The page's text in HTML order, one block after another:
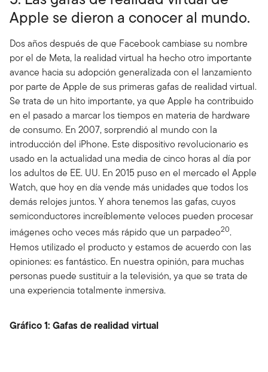
Apple se dieron a conocer al mundo.
Dos años después de que Facebook cambiase su nombre
por el de Meta, la realidad virtual ha hecho otro importante
avance hacia su adopción generalizada con el lanzamiento
por parte de Apple de sus primeras gafas de realidad virtual.
Se trata de un hito importante, ya que Apple ha contribuido
en el pasado a marcar los tiempos en materia de hardware
de consumo. En 2007, sorprendió al mundo con la
introducción del iPhone. Este dispositivo revolucionario es
usado en la actualidad una media de cinco horas al día por
los adultos de EE. UU. En 2015 puso en el mercado el Apple
Watch, que hoy en día vende más unidades que todos los
demás relojes juntos. Y ahora tenemos las gafas, cuyos
semiconductores increíblemente veloces pueden procesar
imágenes ocho veces más rápido que un parpadeo20.
Hemos utilizado el producto y estamos de acuerdo con las
opiniones: es fantástico. En nuestra opinión, para muchas
personas puede sustituir a la televisión, ya que se trata de
una experiencia totalmente inmersiva.
Gráfico 1: Gafas de realidad virtual